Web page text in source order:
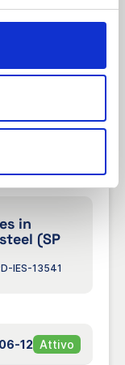
group.
in
(SP
IES-13541
12 Attivo